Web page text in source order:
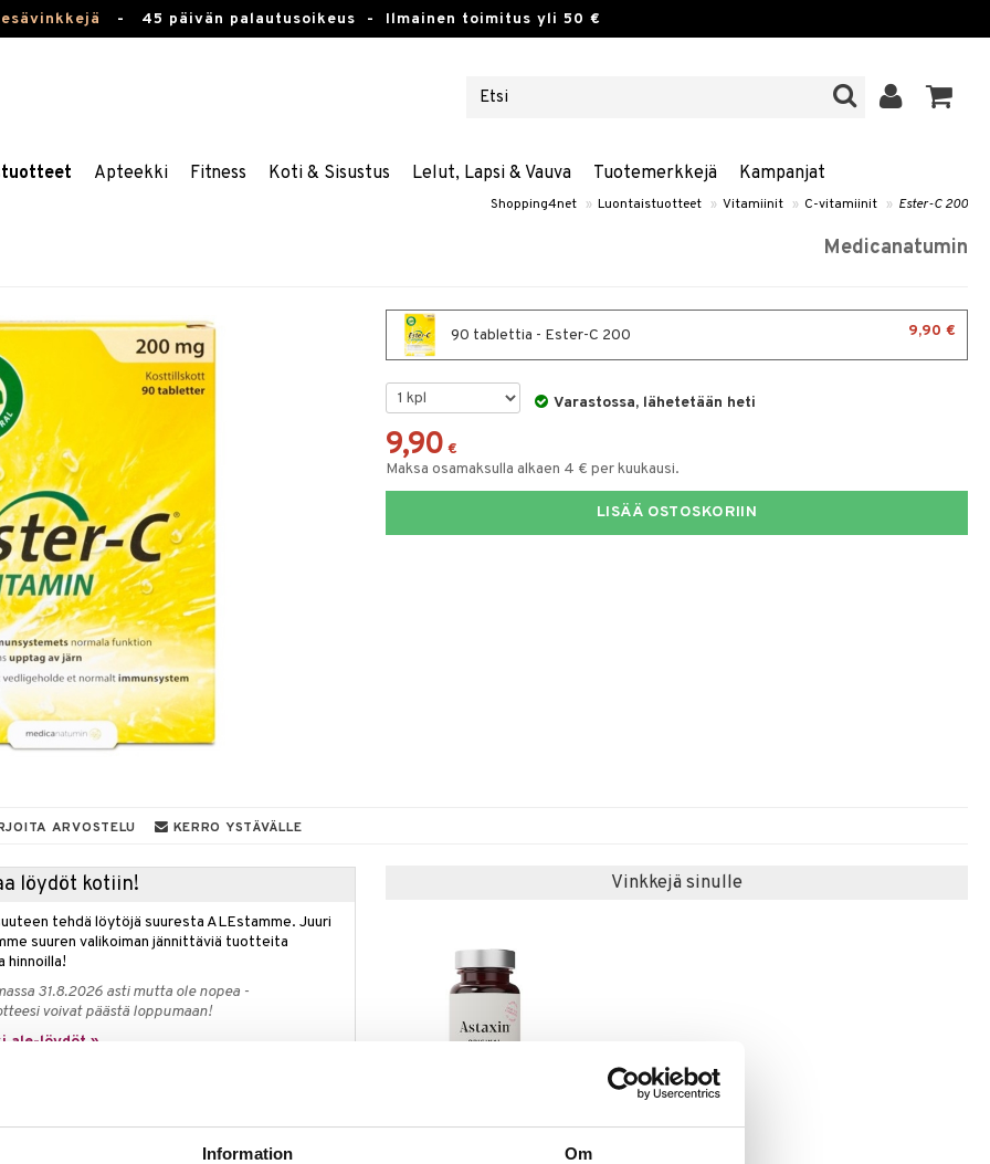
Information Om
- 45 päivän palautusoikeus - Ilmainen toimitus yli 50 €
Apteekki Fitness Koti & Sisustus Lelut, Lapsi & Vauva Tuotemerkkejä Kampanjat
Shopping4net » Luontaistuotteet » Vitamiinit » C-vitamiinit » Ester-C 200
Medicanatumin
90 tablettia - Ester-C 200 9,90 €
Varastossa, lähetetään heti
9,90 €
Maksa osamaksulla alkaen 4 € per kuukausi.
LISÄÄ OSTOSKORIIN
ARVOSTELU KERRO YSTÄVÄLLE
löydöt kotiin!
tehdä löytöjä suuresta ALEstamme. Juuri
suuren valikoiman jännittäviä tuotteita
hinnoilla!
31.8.2026 asti mutta ole nopea -
voivat päästä loppumaan!
ale-löydöt »
Vinkkejä sinulle
Astaxin